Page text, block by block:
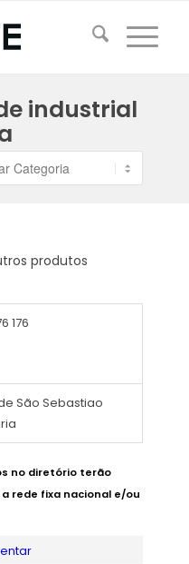
industrial
produtos
176
São Sebastiao
no diretório terão
rede fixa nacional e/ou